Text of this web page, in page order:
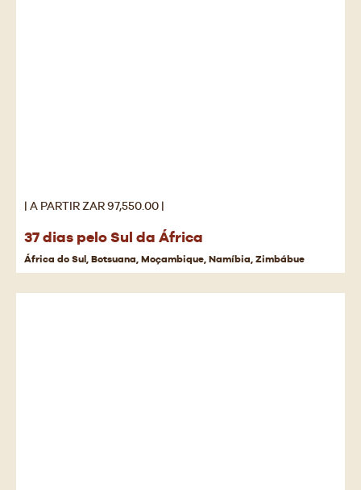
| A PARTIR ZAR 97,550.00 |
37 dias pelo Sul da África
África do Sul, Botsuana, Moçambique, Namíbia, Zimbábue